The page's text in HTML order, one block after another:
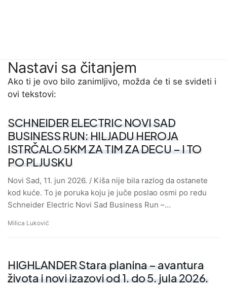
Nastavi sa čitanjem
Ako ti je ovo bilo zanimljivo, možda će ti se svideti i
ovi tekstovi:
SCHNEIDER ELECTRIC NOVI SAD
BUSINESS RUN: HILJADU HEROJA
ISTRČALO 5KM ZA TIM ZA DECU – I TO
PO PLJUSKU
Novi Sad, 11. jun 2026. / Kiša nije bila razlog da ostanete
kod kuće. To je poruka koju je juče poslao osmi po redu
Schneider Electric Novi Sad Business Run –…
Milica Luković
HIGHLANDER Stara planina – avantura
života i novi izazovi od 1. do 5. jula 2026.